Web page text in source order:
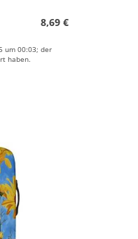
8,69 €
um 00:03; der
haben.